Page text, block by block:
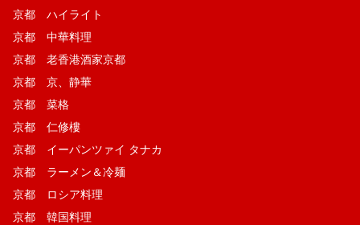
京都 ハイライト
京都 中華料理
京都 老香港酒家京都
京都 京、静華
京都 菜格
京都 仁修樓
京都 イーパンツァイ タナカ
京都 ラーメン＆冷麺
京都 ロシア料理
京都 韓国料理